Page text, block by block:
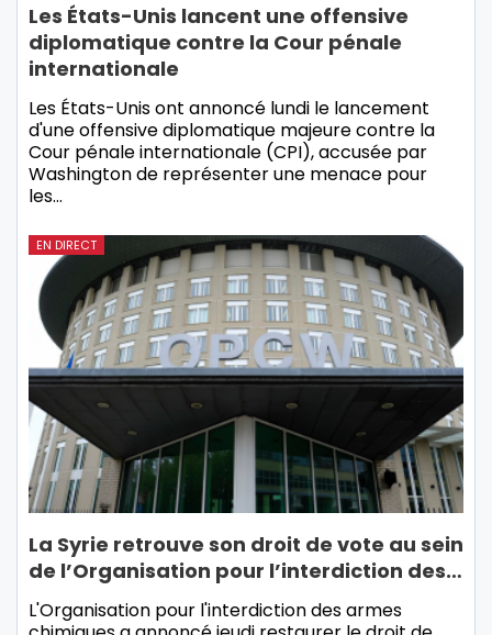
Les États-Unis lancent une offensive
diplomatique contre la Cour pénale
internationale
Les États-Unis ont annoncé lundi le lancement
d'une offensive diplomatique majeure contre la
Cour pénale internationale (CPI), accusée par
Washington de représenter une menace pour
les…
EN DIRECT
La Syrie retrouve son droit de vote au sein
de l’Organisation pour l’interdiction des…
L'Organisation pour l'interdiction des armes